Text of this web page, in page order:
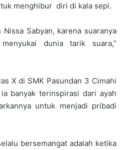
menghibur diri di kala sepi.
Nissa Sabyan, karena suaranya
dunia tarik suara,”
X di SMK Pasundan 3 Cimahi
banyak terinspirasi dari ayah
untuk menjadi pribadi
bersemangat adalah ketika